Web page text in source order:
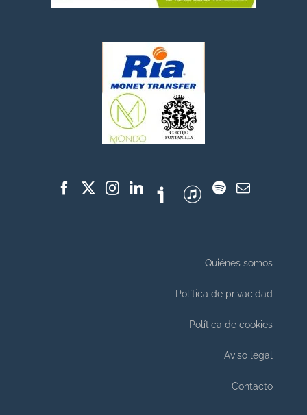
Quiénes somos
Política de privacidad
Política de cookies
Aviso legal
Contacto